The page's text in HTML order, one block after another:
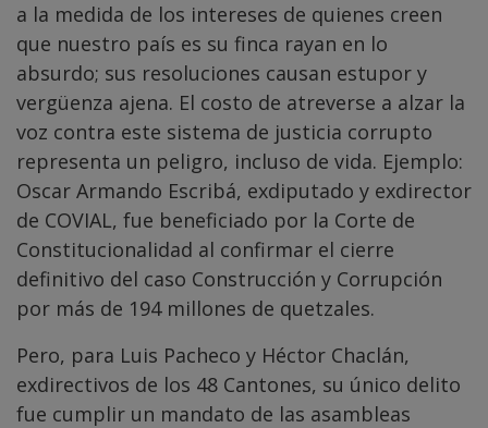
a la medida de los intereses de quienes creen
que nuestro país es su finca rayan en lo
absurdo; sus resoluciones causan estupor y
vergüenza ajena. El costo de atreverse a alzar la
voz contra este sistema de justicia corrupto
representa un peligro, incluso de vida. Ejemplo:
Oscar Armando Escribá, exdiputado y exdirector
de COVIAL, fue beneficiado por la Corte de
Constitucionalidad al confirmar el cierre
definitivo del caso Construcción y Corrupción
por más de 194 millones de quetzales.
Pero, para Luis Pacheco y Héctor Chaclán,
exdirectivos de los 48 Cantones, su único delito
fue cumplir un mandato de las asambleas